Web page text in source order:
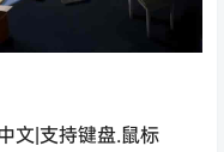
文|支持键盘.鼠标